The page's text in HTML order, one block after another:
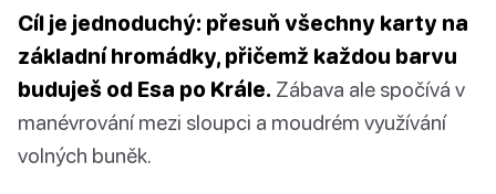
Cíl je jednoduchý: přesuň všechny karty na
základní hromádky, přičemž každou barvu
buduješ od Esa po Krále. Zábava ale spočívá v
manévrování mezi sloupci a moudrém využívání
volných buněk.